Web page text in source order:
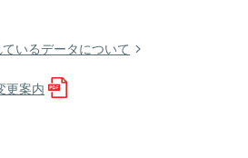
いるデータについて
更案内